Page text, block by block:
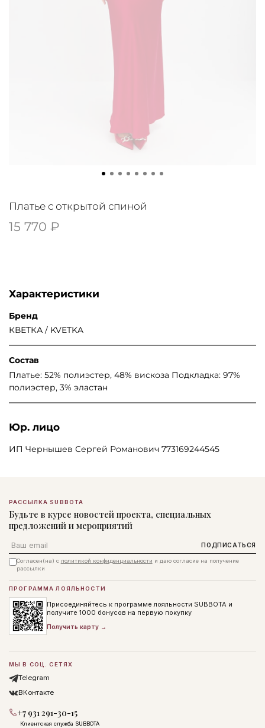
Платье с открытой спиной
15 770 ₽
Характеристики
Бренд
КВЕТКА / KVETKA
Состав
Платье: 52% полиэстер, 48% вискоза Подкладка: 97%
полиэстер, 3% эластан
Юр. лицо
ИП Чернышев Сергей Романович 773169244545
РАССЫЛКА SUBBOTA
Будьте в курсе новостей проекта, специальных
предложений и мероприятий
Email ПОДПИСАТЬСЯ
Согласен(на) с политикой конфиденциальности и даю согласие на получение
рассылки
ПРОГРАММА ЛОЯЛЬНОСТИ
Присоединяйтесь к программе лояльности SUBBOTA и
получите 1000 бонусов на первую покупку
Получить карту →
МЫ В СОЦ. СЕТЯХ
Telegram
ВКонтакте
+7 931 291-30-15
Клиентская служба SUBBOTA